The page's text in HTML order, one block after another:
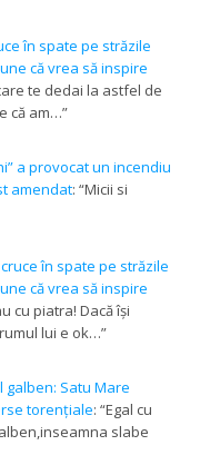
în spate pe străzile
că vrea să inspire
te dedai la astfel de
că am…”
a provocat un incendiu
amendat: “Micii si
în spate pe străzile
că vrea să inspire
cu piatra! Dacă își
lui e ok…”
Satu Mare
torențiale: “Egal cu
slabe